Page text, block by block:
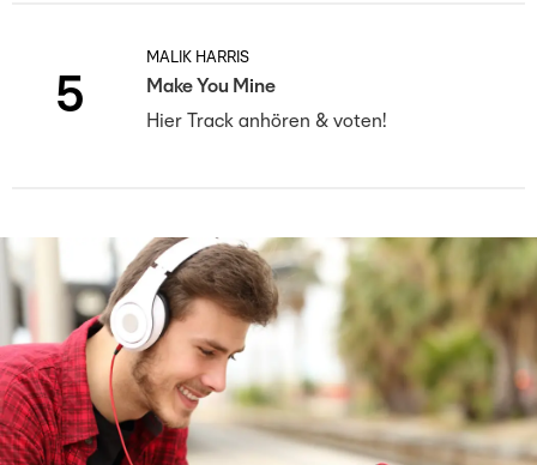
5
MALIK HARRIS
Make You Mine
Hier Track anhören & voten!